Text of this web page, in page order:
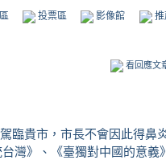
投票區 影像館
看回應文
臨貴市，市長不會因此得鼻
灣》、《臺獨對中國的意